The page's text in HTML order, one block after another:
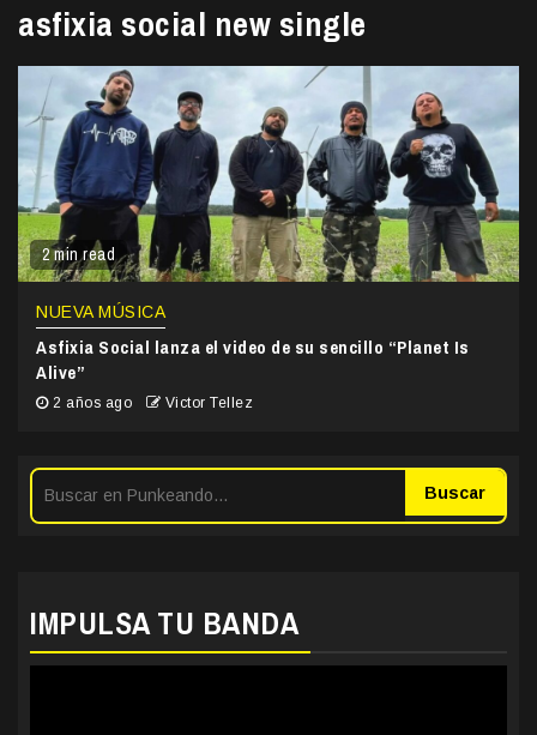
asfixia social new single
2 min read
NUEVA MÚSICA
Asfixia Social lanza el video de su sencillo “Planet Is
Alive”
2 años ago Victor Tellez
Buscar
IMPULSA TU BANDA